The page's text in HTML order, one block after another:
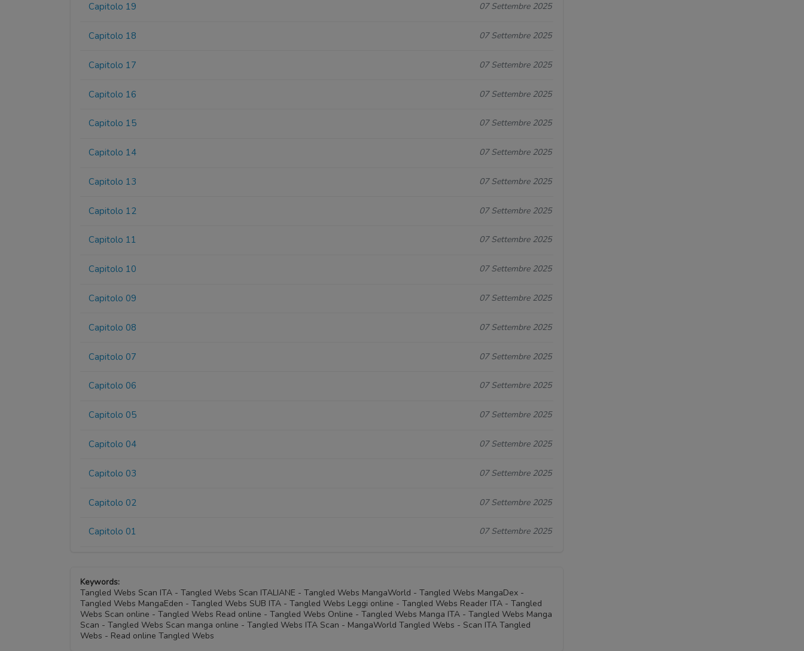
Capitolo 19 07 Settembre 2025
Capitolo 18 07 Settembre 2025
Capitolo 17 07 Settembre 2025
Capitolo 16 07 Settembre 2025
Capitolo 15 07 Settembre 2025
Capitolo 14 07 Settembre 2025
Capitolo 13 07 Settembre 2025
Capitolo 12 07 Settembre 2025
Capitolo 11 07 Settembre 2025
Capitolo 10 07 Settembre 2025
Capitolo 09 07 Settembre 2025
Capitolo 08 07 Settembre 2025
Capitolo 07 07 Settembre 2025
Capitolo 06 07 Settembre 2025
Capitolo 05 07 Settembre 2025
Capitolo 04 07 Settembre 2025
Capitolo 03 07 Settembre 2025
Capitolo 02 07 Settembre 2025
Capitolo 01 07 Settembre 2025
Keywords:
Tangled Webs Scan ITA - Tangled Webs Scan ITALIANE - Tangled Webs MangaWorld - Tangled Webs MangaDex -
Tangled Webs MangaEden - Tangled Webs SUB ITA - Tangled Webs Leggi online - Tangled Webs Reader ITA - Tangled
Webs Scan online - Tangled Webs Read online - Tangled Webs Online - Tangled Webs Manga ITA - Tangled Webs Manga
Scan - Tangled Webs Scan manga online - Tangled Webs ITA Scan - MangaWorld Tangled Webs - Scan ITA Tangled
Webs - Read online Tangled Webs